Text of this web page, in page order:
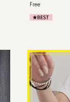
Free